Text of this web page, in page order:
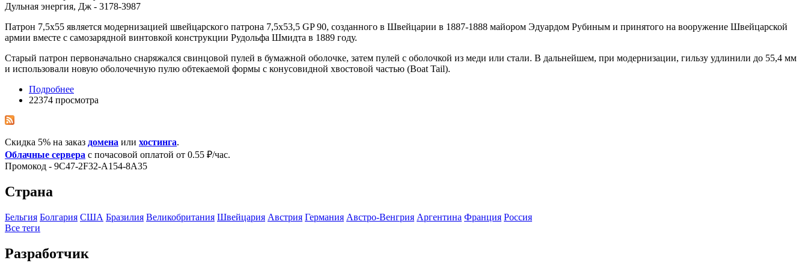
Дульная энергия, Дж - 3178-3987
Патрон 7,5x55 является модернизацией швейцарского патрона 7,5x53,5 GP 90, созданного в Швейцарии в 1887-1888 майором Эдуардом Рубиным и принятого на вооружение Швейцарской
армии вместе с самозарядной винтовкой конструкции Рудольфа Шмидта в 1889 году.
Старый патрон первоначально снаряжался свинцовой пулей в бумажной оболочке, затем пулей с оболочкой из меди или стали. В дальнейшем, при модернизации, гильзу удлинили до 55,4 мм
и использовали новую оболочечную пулю обтекаемой формы с конусовидной хвостовой частью (Boat Tail).
Подробнее
22374 просмотра
Скидка 5% на заказ домена или хостинга.
Облачные сервера с почасовой оплатой от 0.55 ₽/час.
Промокод - 9C47-2F32-A154-8A35
Страна
Бельгия Болгария США Бразилия Великобритания Швейцария Австрия Германия Австро-Венгрия Аргентина Франция Росcия
Все теги
Разработчик